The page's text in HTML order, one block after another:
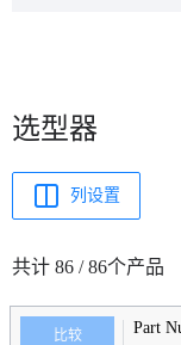
选型器
列设置
共计 86 / 86个产品
比较 Part